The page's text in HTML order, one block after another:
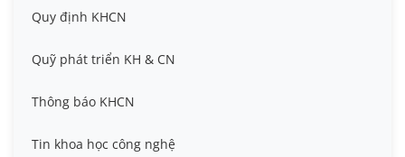
Hội nghị Khoa học sinh viên
Hội nghị quốc tế và hội nghị khác
Quy định KHCN
Quỹ phát triển KH & CN
Thông báo KHCN
Tin khoa học công nghệ